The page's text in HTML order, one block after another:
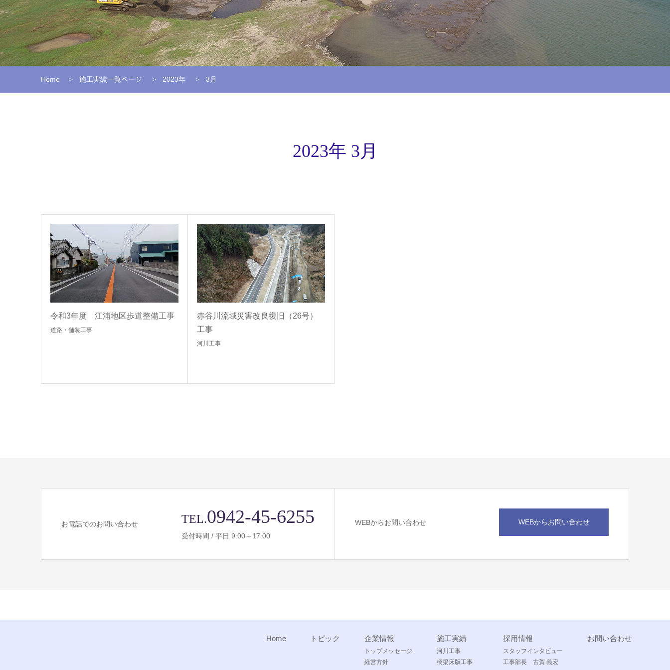
Home > 施工実績一覧ページ > 2023年 > 3月
2023年 3月
令和3年度 江浦地区歩道整備工事
道路・舗装工事
赤谷川流域災害改良復旧（26号）
工事
河川工事
お電話でのお問い合わせ TEL.0942-45-6255
受付時間 / 平日 9:00～17:00
WEBからお問い合わせ WEBからお問い合わせ
Home トピック 企業情報
トップメッセージ
経営方針
施工実績
河川工事
橋梁床版工事
採用情報
スタッフインタビュー
工事部長 古賀 義宏
お問い合わせ